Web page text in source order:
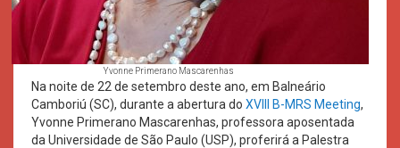
Yvonne Primerano Mascarenhas
Na noite de 22 de setembro deste ano, em Balneário
Camboriú (SC), durante a abertura do XVIII B-MRS Meeting,
Yvonne Primerano Mascarenhas, professora aposentada
da Universidade de São Paulo (USP), proferirá a Palestra